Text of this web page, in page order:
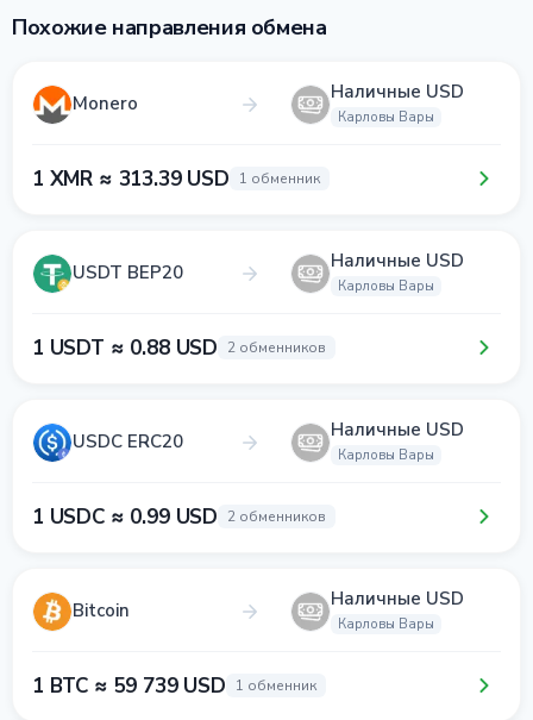
Похожие направления обмена
Monero Наличные USD
Карловы Вары
1 XMR ≈ 313.39 USD 1 обменник
USDT BEP20 Наличные USD
Карловы Вары
1 USDT ≈ 0.88 USD 2 обменников
USDC ERC20 Наличные USD
Карловы Вары
1 USDC ≈ 0.99 USD 2 обменников
Bitcoin Наличные USD
Карловы Вары
1 BTC ≈ 59 739 USD 1 обменник